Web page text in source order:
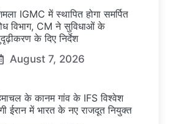
IGMC में स्थापित होगा समर्पित
विभाग, CM ने सुविधाओं के
के दिए निर्देश
August 7, 2026
के कानम गांव के IFS विश्वेश
ईरान में भारत के नए राजदूत नियुक्त